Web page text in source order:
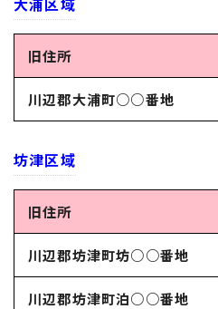
旧住所
川辺郡大浦町○○番地
坊津区域
旧住所
川辺郡坊津町坊○○番地
川辺郡坊津町泊○○番地